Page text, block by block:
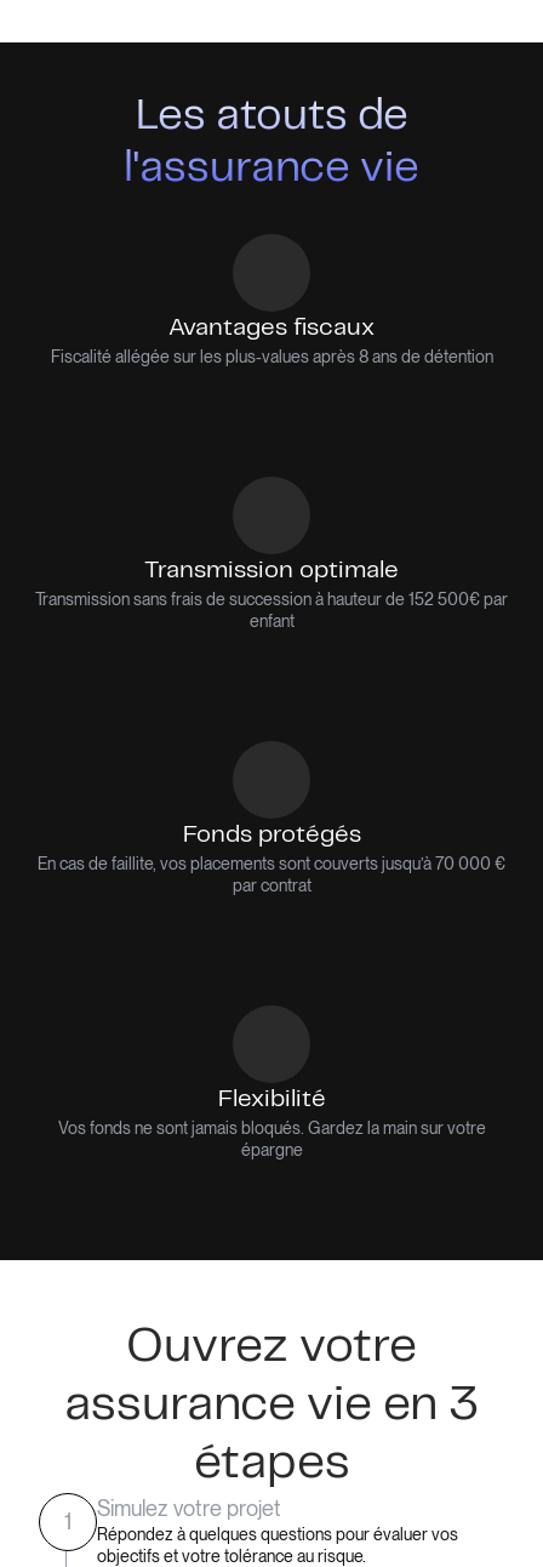
Les atouts de
l'assurance vie
Avantages fiscaux
Fiscalité allégée sur les plus-values après 8 ans de détention
Transmission optimale
Transmission sans frais de succession à hauteur de 152 500€ par
enfant
Fonds protégés
En cas de faillite, vos placements sont couverts jusqu’à 70 000 €
par contrat
Flexibilité
Vos fonds ne sont jamais bloqués. Gardez la main sur votre
épargne
Ouvrez votre
assurance vie en 3
étapes
1
Simulez votre projet
Répondez à quelques questions pour évaluer vos
objectifs et votre tolérance au risque.